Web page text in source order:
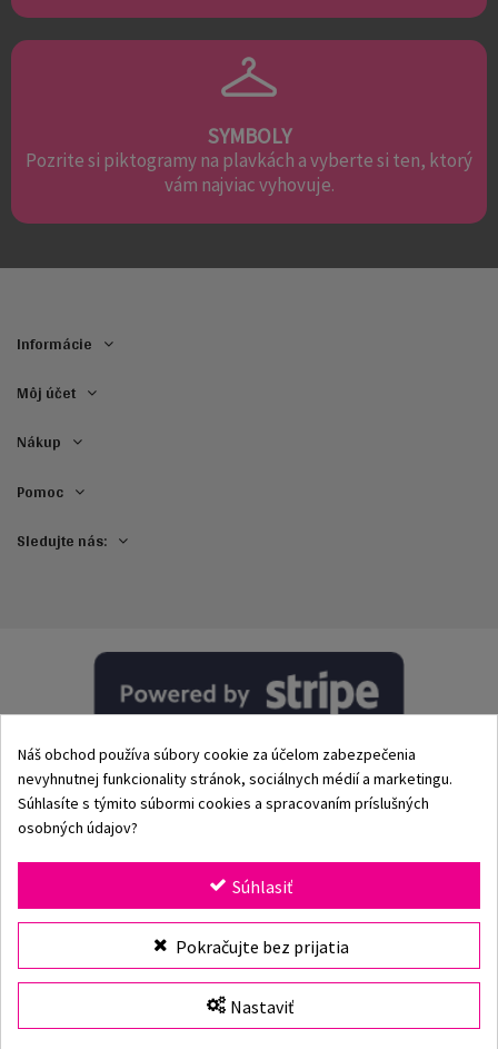
SYMBOLY
Pozrite si piktogramy na plavkách a vyberte si ten, ktorý
vám najviac vyhovuje.
Informácie
Môj účet
Nákup
Pomoc
Sledujte nás:
© 2002–2026 Origami-Bikini Kft. Všetky práva vyhradené.
Origami Bikini– prémiové dámske plavky a bikiny priamo
od výrobcu. Objav našu kolekciu pre rok 2026 s klasickými
aj modernými strihmi, jedinečnými vzormi a kvalitnými
plavkami vyrobenými z prvotriednych materiálov. Viac ako
25 rokov skúseností, rýchle doručenie a bezpečné online
Náš obchod používa súbory cookie za účelom zabezpečenia
nevyhnutnej funkcionality stránok, sociálnych médií a marketingu.
Súhlasíte s týmito súbormi cookies a spracovaním príslušných
osobných údajov?
Súhlasiť
Pokračujte bez prijatia
Nastaviť